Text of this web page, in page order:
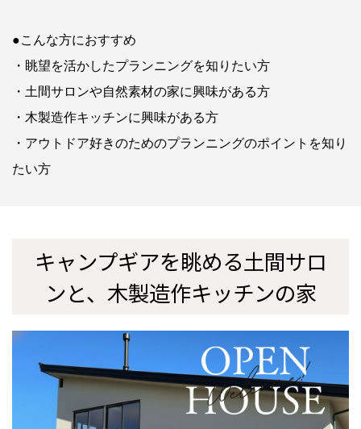
●こんな方におすすめ
・眺望を活かしたプランニングを知りたい方
・土間サロンや自然素材の家に興味がある方
・木製造作キッチンに興味がある方
・アウトドア好きのためのプランニングのポイントを知り
たい方
キャンプギアを眺める土間サロ
ンと、木製造作キッチンの家